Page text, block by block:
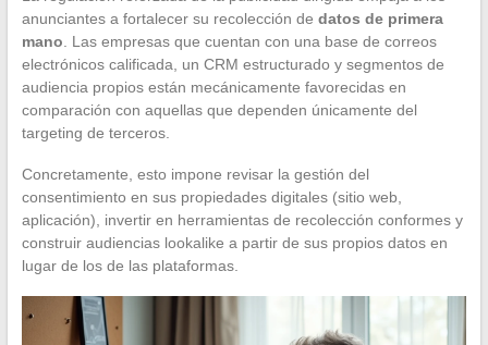
anunciantes a fortalecer su recolección de datos de primera
mano . Las empresas que cuentan con una base de correos
electrónicos calificada, un CRM estructurado y segmentos de
audiencia propios están mecánicamente favorecidas en
comparación con aquellas que dependen únicamente del
targeting de terceros.
Concretamente, esto impone revisar la gestión del
consentimiento en sus propiedades digitales (sitio web,
aplicación), invertir en herramientas de recolección conformes y
construir audiencias lookalike a partir de sus propios datos en
lugar de los de las plataformas.